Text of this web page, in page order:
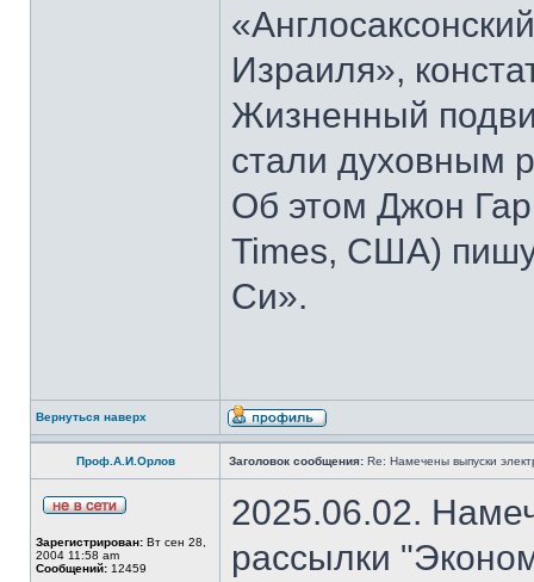
Израиля»,
Жизненный
стали духовным
Об этом Джон
Times, США)
Си».
Вернуться наверх
Проф.А.И.Орлов Заголовок сообщения: Re: Намечены выпуски
Зарегистрирован: Вт сен 28,
2004 11:58 am
Сообщений: 12459
2025.06.02.
рассылки